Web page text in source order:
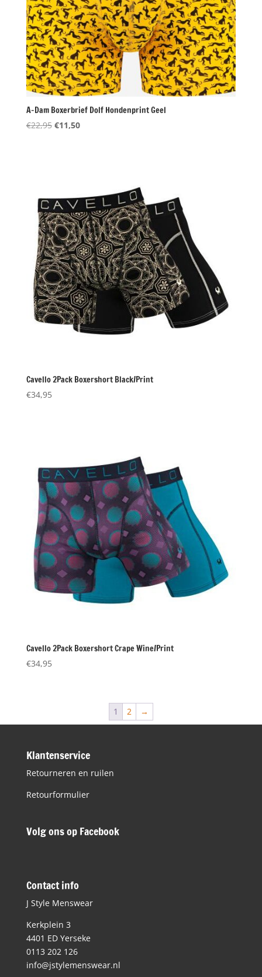
A-Dam Boxerbrief Dolf Hondenprint Geel
€22,95 Oorspronkelijke
€11,50Huidige
Cavello 2Pack Boxershort Black/Print
€34,95
Cavello 2Pack Boxershort Crape Wine/Print
€34,95
1 2 →
Klantenservice
Retourneren en ruilen
Retourformulier
Volg ons op Facebook
Contact info
J Style Menswear
Kerkplein 3
4401 ED Yerseke
0113 202 126
info@jstylemenswear.nl